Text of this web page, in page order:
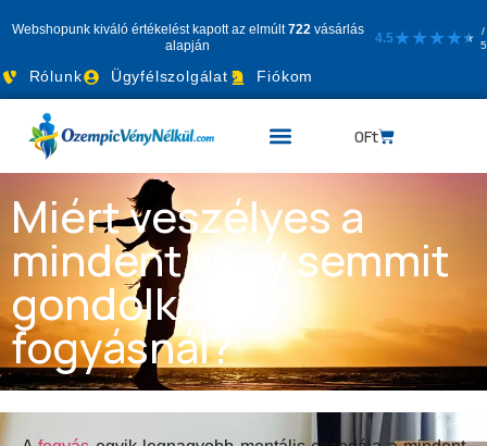
Webshopunk kiváló értékelést kapott az elmúlt722vásárlás
alapján
4.5 ★★★★★
★
/
5
Rólunk Ügyfélszolgálat Fiókom
0Ft
Miért veszélyes a
mindent vagy semmit
gondolkodás
fogyásnál?